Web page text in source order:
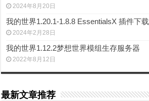
2024年8月20日
我的世界1.20.1-1.8.8 EssentialsX 插件下载
2024年2月28日
我的世界1.12.2梦想世界模组生存服务器
2022年8月12日
最新文章推荐